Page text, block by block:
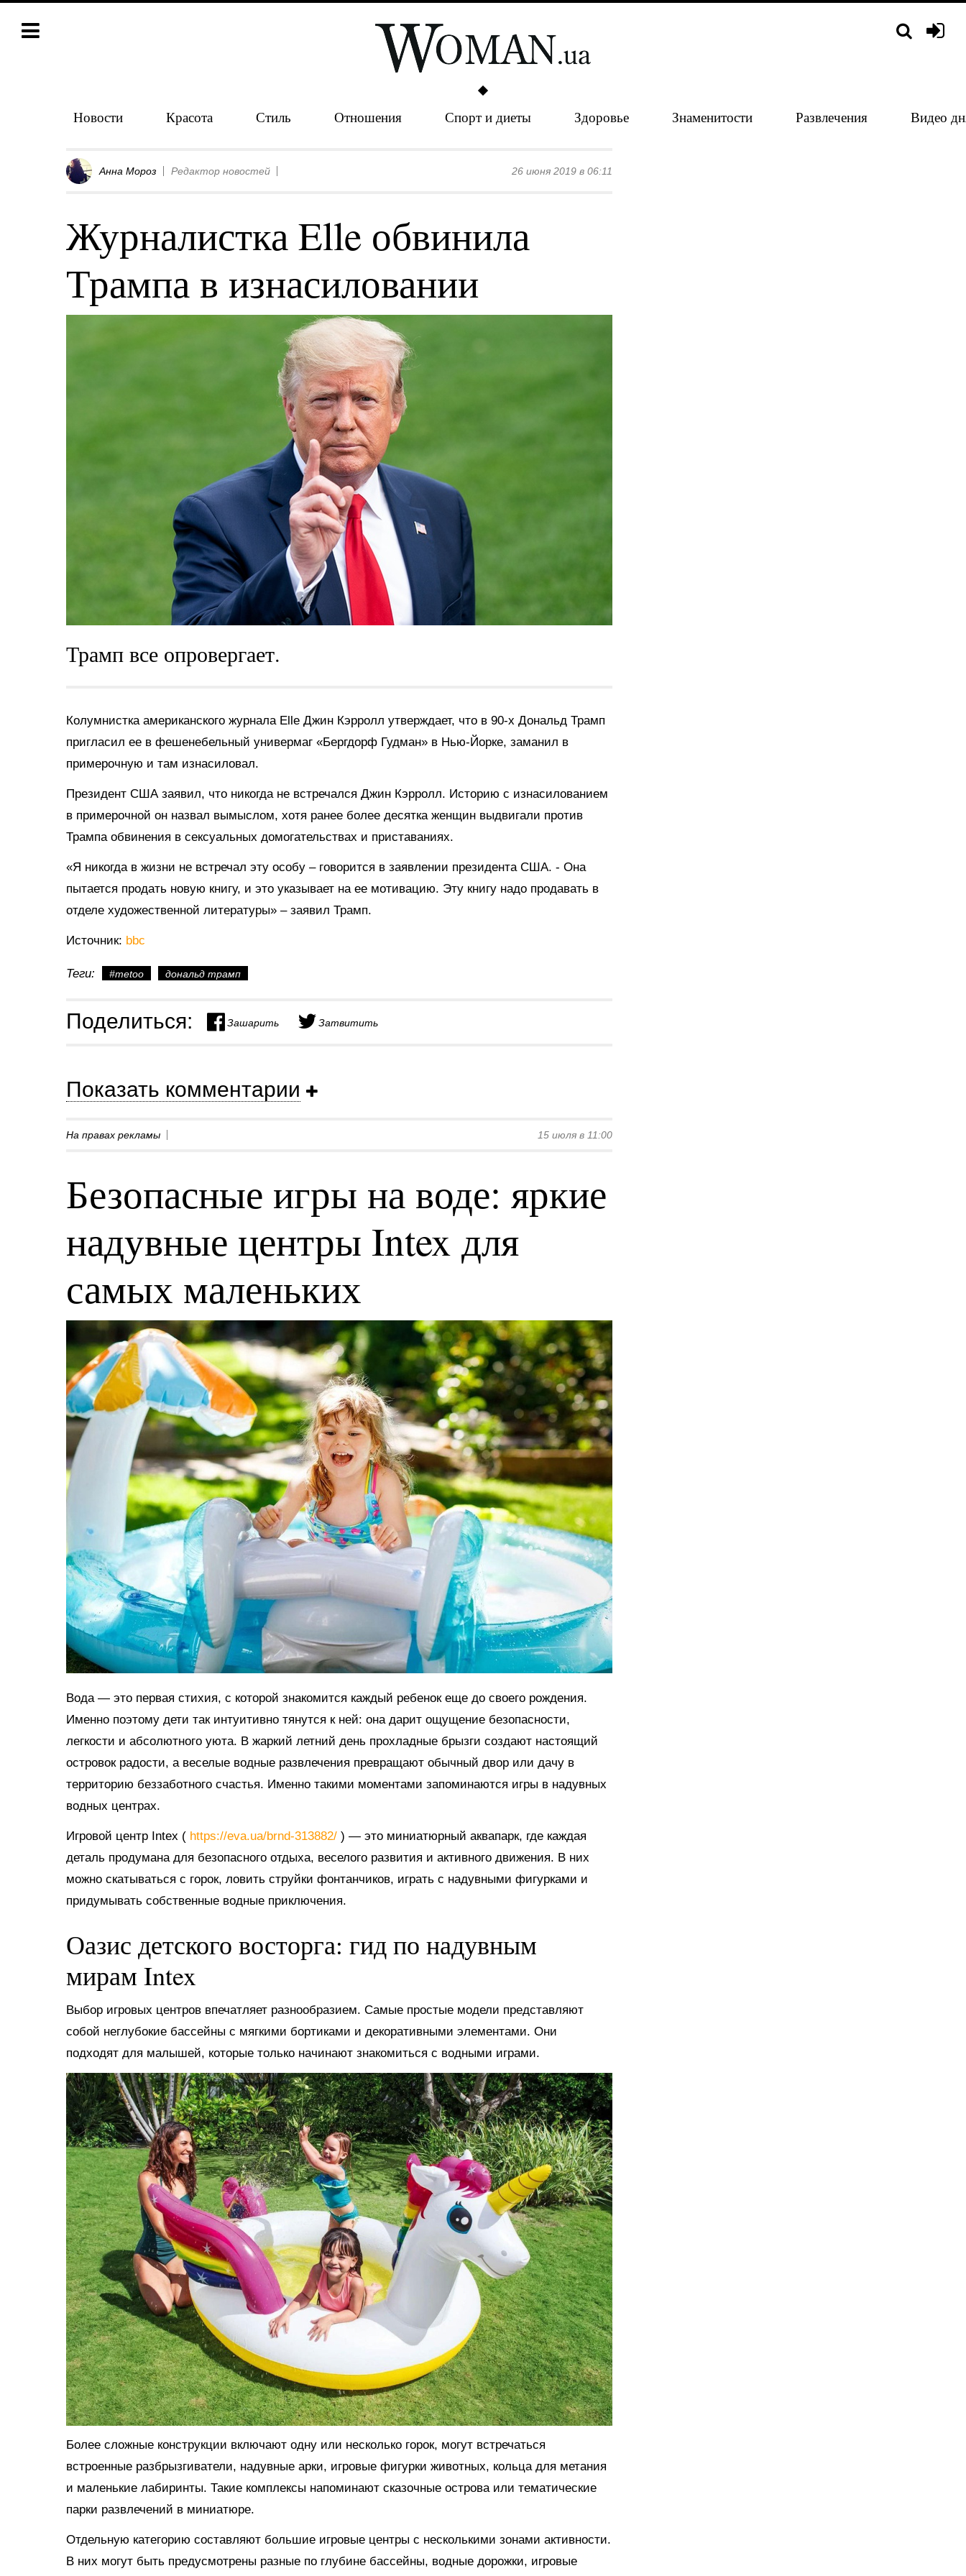
Новости Красота Стиль Отношения Спорт и диеты Здоровье Знаменитости Развлечения Видео
Анна Мороз Редактор новостей 26 июня 2019 в 06:11
Журналистка Elle обвинила
Трампа в изнасиловании
Трамп все опровергает.
Колумнистка американского журнала Elle Джин Кэрролл утверждает, что в 90-х Дональд Трамп
пригласил ее в фешенебельный универмаг «Бергдорф Гудман» в Нью-Йорке, заманил в
примерочную и там изнасиловал.
Президент США заявил, что никогда не встречался Джин Кэрролл. Историю с изнасилованием
в примерочной он назвал вымыслом, хотя ранее более десятка женщин выдвигали против
Трампа обвинения в сексуальных домогательствах и приставаниях.
«Я никогда в жизни не встречал эту особу – говорится в заявлении президента США. - Она
пытается продать новую книгу, и это указывает на ее мотивацию. Эту книгу надо продавать в
отделе художественной литературы» – заявил Трамп.
Источник: bbc
Теги: #metoo дональд трамп
Поделиться: Зашарить Затвитить
Показать комментарии
На правах рекламы 15 июля в 11:00
Безопасные игры на воде: яркие
надувные центры Intex для
самых маленьких
Вода — это первая стихия, с которой знакомится каждый ребенок еще до своего рождения.
Именно поэтому дети так интуитивно тянутся к ней: она дарит ощущение безопасности,
легкости и абсолютного уюта. В жаркий летний день прохладные брызги создают настоящий
островок радости, а веселые водные развлечения превращают обычный двор или дачу в
территорию беззаботного счастья. Именно такими моментами запоминаются игры в надувных
водных центрах.
Игровой центр Intex ( https://eva.ua/brnd-313882/ ) — это миниатюрный аквапарк, где каждая
деталь продумана для безопасного отдыха, веселого развития и активного движения. В них
можно скатываться с горок, ловить струйки фонтанчиков, играть с надувными фигурками и
придумывать собственные водные приключения.
Оазис детского восторга: гид по надувным
мирам Intex
Выбор игровых центров впечатляет разнообразием. Самые простые модели представляют
собой неглубокие бассейны с мягкими бортиками и декоративными элементами. Они
подходят для малышей, которые только начинают знакомиться с водными играми.
Более сложные конструкции включают одну или несколько горок, могут встречаться
встроенные разбрызгиватели, надувные арки, игровые фигурки животных, кольца для метания
и маленькие лабиринты. Такие комплексы напоминают сказочные острова или тематические
парки развлечений в миниатюре.
Отдельную категорию составляют большие игровые центры с несколькими зонами активности.
В них могут быть предусмотрены разные по глубине бассейны, водные дорожки, игровые